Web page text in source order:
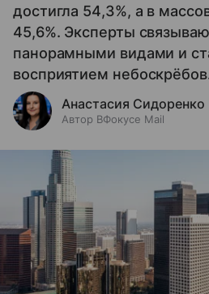
достигла 54,3%, а в
45,6%. Эксперты
панорамными видами и
восприятием
Анастасия Сидоренко
Автор ВФокусе Mail